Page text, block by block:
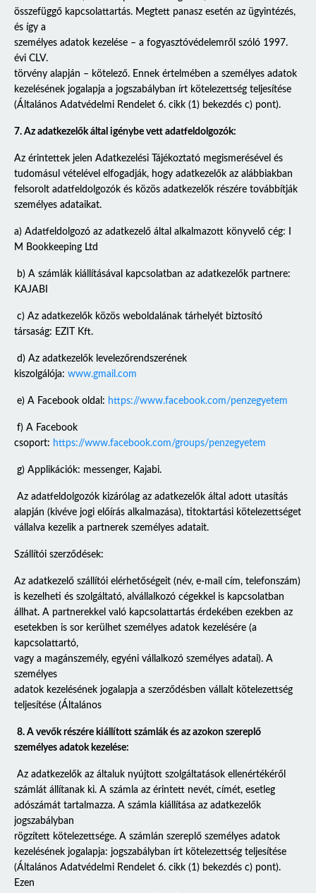
összefüggő kapcsolattartás. Megtett panasz esetén az ügyintézés,
és így a
személyes adatok kezelése – a fogyasztóvédelemről szóló 1997.
évi CLV.
törvény alapján – kötelező. Ennek értelmében a személyes adatok
kezelésének jogalapja a jogszabályban írt kötelezettség teljesítése
(Általános Adatvédelmi Rendelet 6. cikk (1) bekezdés c) pont).
7. Az adatkezelők által igénybe vett adatfeldolgozók:
Az érintettek jelen Adatkezelési Tájékoztató megismerésével és
tudomásul vételével elfogadják, hogy adatkezelők az alábbiakban
felsorolt adatfeldolgozók és közös adatkezelők részére továbbítják
személyes adataikat.
a) Adatfeldolgozó az adatkezelő által alkalmazott könyvelő cég: I
M Bookkeeping Ltd
b) A számlák kiállításával kapcsolatban az adatkezelők partnere:
KAJABI
c) Az adatkezelők közös weboldalának tárhelyét biztosító
társaság: EZIT Kft.
d) Az adatkezelők levelezőrendszerének
kiszolgálója: www.gmail.com
e) A Facebook oldal: https://www.facebook.com/penzegyetem
f) A Facebook
csoport: https://www.facebook.com/groups/penzegyetem
g) Applikációk: messenger, Kajabi.
Az adatfeldolgozók kizárólag az adatkezelők által adott utasítás
alapján (kivéve jogi előírás alkalmazása), titoktartási kötelezettséget
vállalva kezelik a partnerek személyes adatait.
Szállítói szerződések:
Az adatkezelő szállítói elérhetőségeit (név, e-mail cím, telefonszám)
is kezelheti és szolgáltató, alvállalkozó cégekkel is kapcsolatban
állhat. A partnerekkel való kapcsolattartás érdekében ezekben az
esetekben is sor kerülhet személyes adatok kezelésére (a
kapcsolattartó,
vagy a magánszemély, egyéni vállalkozó személyes adatai). A
személyes
adatok kezelésének jogalapja a szerződésben vállalt kötelezettség
teljesítése (Általános
8. A vevők részére kiállított számlák és az azokon szereplő
személyes adatok kezelése:
Az adatkezelők az általuk nyújtott szolgáltatások ellenértékéről
számlát állítanak ki. A számla az érintett nevét, címét, esetleg
adószámát tartalmazza. A számla kiállítása az adatkezelők
jogszabályban
rögzített kötelezettsége. A számlán szereplő személyes adatok
kezelésének jogalapja: jogszabályban írt kötelezettség teljesítése
(Általános Adatvédelmi Rendelet 6. cikk (1) bekezdés c) pont).
Ezen